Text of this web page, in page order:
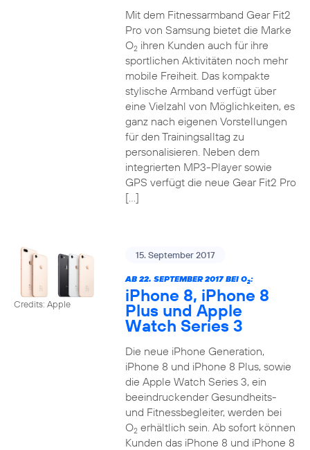
Mit dem Fitnessarmband Gear Fit2
Pro von Samsung bietet die Marke
O2ihren Kunden auch für ihre
sportlichen Aktivitäten noch mehr
mobile Freiheit. Das kompakte
stylische Armband verfügt über
eine Vielzahl von Möglichkeiten, es
ganz nach eigenen Vorstellungen
für den Trainingsalltag zu
personalisieren. Neben dem
integrierten MP3-Player sowie
GPS verfügt die neue Gear Fit2 Pro
[…]
Credits: Apple
15. September 2017
AB 22. SEPTEMBER 2017 BEI O2:
iPhone 8, iPhone 8
Plus und Apple
Watch Series 3
Die neue iPhone Generation,
iPhone 8 und iPhone 8 Plus, sowie
die Apple Watch Series 3, ein
beeindruckender Gesundheits-
und Fitnessbegleiter, werden bei
O2erhältlich sein. Ab sofort können
Kunden das iPhone 8 und iPhone 8